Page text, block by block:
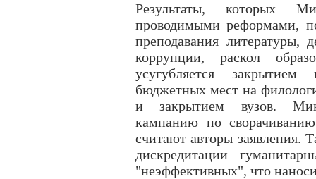
Результаты, которых
проводимыми реформами,
преподавания литературы,
коррупции, раскол
усугубляется
бюджетных мест на
и закрытием вузов.
кампанию по
считают авторы заявления.
дискредитации
"неэффективных", что